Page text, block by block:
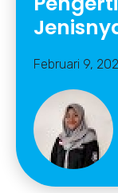
Februari 9,